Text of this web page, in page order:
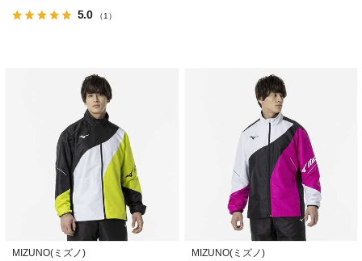
5.0 （1）
MIZUNO(ミズノ)
MIZUNO(ミズノ)